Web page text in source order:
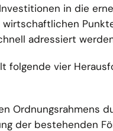
in die
adressiert
folgende vier
Ordnungsrahmens
der bestehenden